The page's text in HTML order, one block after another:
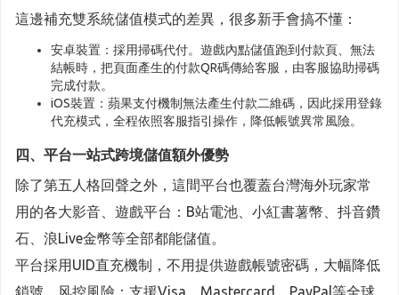
這邊補充雙系統儲值模式的差異，很多新手會搞不懂：
安卓裝置：採用掃碼代付。遊戲內點儲值跑到付款頁、無法
結帳時，把頁面產生的付款QR碼傳給客服，由客服協助掃碼
完成付款。
iOS裝置：蘋果支付機制無法產生付款二維碼，因此採用登錄
代充模式，全程依照客服指引操作，降低帳號異常風險。
四、平台一站式跨境儲值額外優勢
除了第五人格回聲之外，這間平台也覆蓋台灣海外玩家常
用的各大影音、遊戲平台：B站電池、小紅書薯幣、抖音鑽
石、浪Live金幣等全部都能儲值。
平台採用UID直充機制，不用提供遊戲帳號密碼，大幅降低
鎖號、风控風險；支援Visa、Mastercard、PayPal等全球